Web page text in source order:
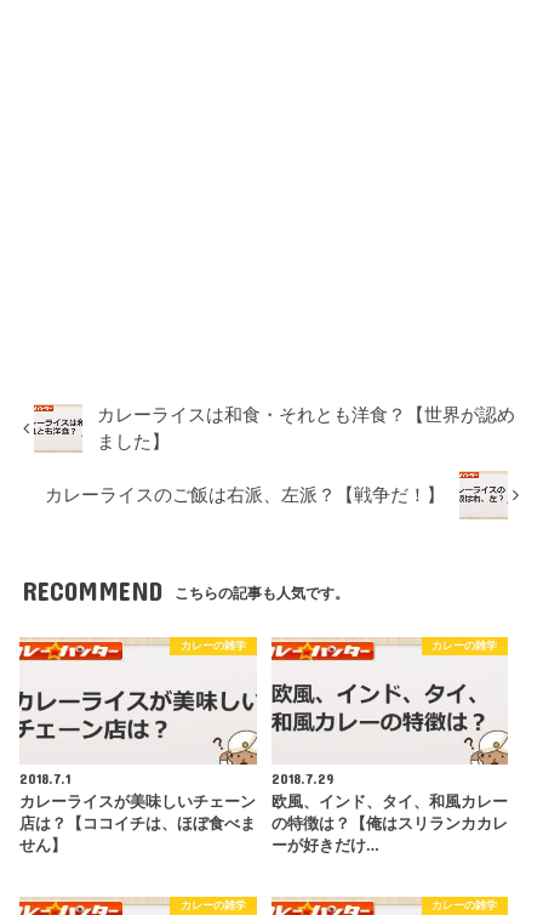
カレーライスは和食・それとも洋食？【世界が認め
ました】
カレーライスのご飯は右派、左派？【戦争だ！】
RECOMMEND こちらの記事も人気です。
カレーの雑学
2018.7.1
カレーライスが美味しいチェーン
店は？【ココイチは、ほぼ食べま
せん】
カレーの雑学
2018.7.29
欧風、インド、タイ、和風カレー
の特徴は？【俺はスリランカカレ
ーが好きだけ…
カレーの雑学 カレーの雑学